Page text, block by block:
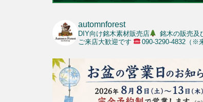
automnforest
DIY向け銘木素材販売店 銘木の販売及
ご来店大歓迎です
090-3290-4832（※